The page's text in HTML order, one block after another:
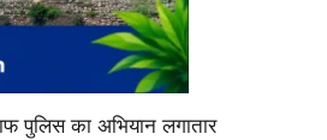
पुलिस का अभियान लगातार